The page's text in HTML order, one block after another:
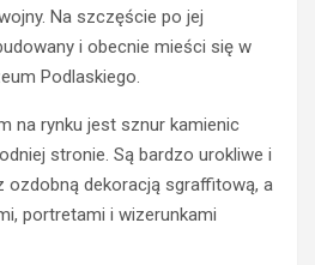
Na szczęście po jej
i obecnie mieści się w
Podlaskiego.
na rynku jest sznur kamienic
stronie. Są bardzo urokliwe i
ozdobną dekoracją sgraffitową, a
portretami i wizerunkami